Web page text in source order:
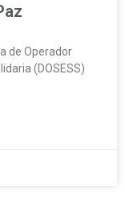
de Operador
(DOSESS)